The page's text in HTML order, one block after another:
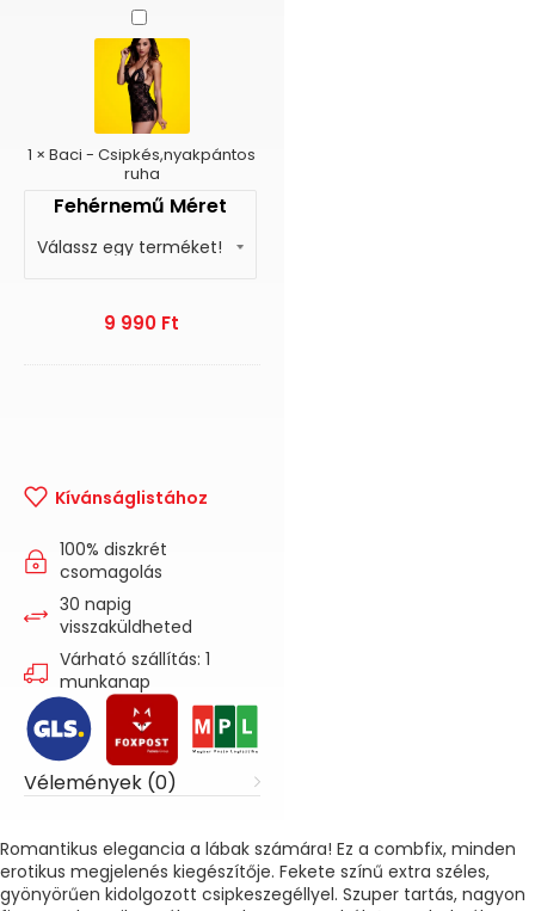
Baci
-
Csipkés,nyakpántos
ruha
1 ×Baci - Csipkés,nyakpántos
ruha
Fehérnemű Méret
9 990 Ft
Kívánságlistához
100% diszkrét
csomagolás
30 napig
visszaküldheted
Várható szállítás: 1
munkanap
Vélemények (0)
Romantikus elegancia a lábak számára! Ez a combfix, minden
erotikus megjelenés kiegészítője. Fekete színű extra széles,
gyönyörűen kidolgozott csipkeszegéllyel. Szuper tartás, nagyon